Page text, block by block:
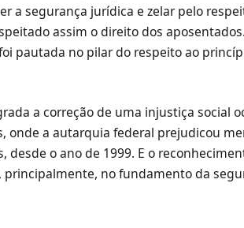
a segurança jurídica e zelar pelo
assim o direito dos
pautada no pilar do respeito ao
a correção de uma injustiça social
onde a autarquia federal prejudicou
desde o ano de 1999. E o
principalmente, no fundamento da